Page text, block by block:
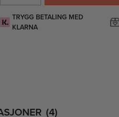
TRYGG BETALING MED
KLARNA
4